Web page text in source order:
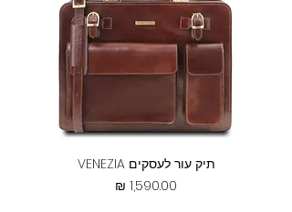
תיק עור לעסקים VENEZIA
מחיר